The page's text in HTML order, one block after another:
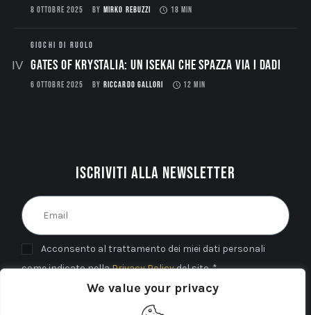
We value your privacy
8 OTTOBRE 2025 BY MIRKO REBUZZI 18 MIN
GIOCHI DI RUOLO
Gates of Krystalia: Un Isekai che spazza via i dadi
6 OTTOBRE 2025 BY RICCARDO GALLORI 12 MIN
Iscriviti alla newsletter
Acconsento al trattamento dei miei dati personali
come indicato nellaPrivacy Policydel sito. *
INVIA